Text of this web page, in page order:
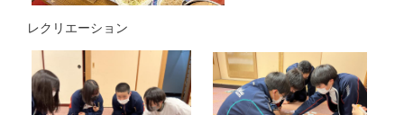
レクリエーション